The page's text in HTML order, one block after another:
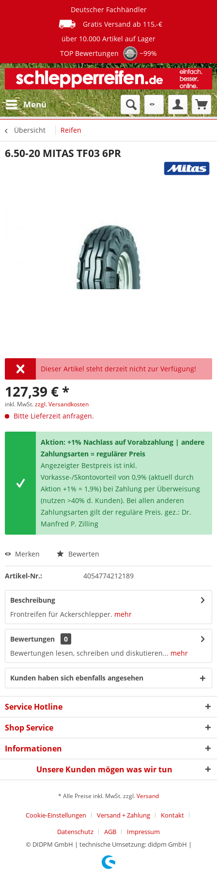
Deutscher Fachhändler
Gratis Versand ab 115,-€
über 10.000 Artikel auf Lager
TOP Bewertungen
~99%
Menü
Übersicht Reifen
6.50-20 MITAS TF03 6PR
Dieser Artikel steht derzeit nicht zur Verfügung!
127,39 € *
inkl. MwSt.zzgl. Versandkosten
Bitte Lieferzeit anfragen.
Aktion: +1% Nachlass auf Vorabzahlung | andere
Zahlungsarten = regulärer Preis
Angezeigter Bestpreis ist inkl.
Vorkasse-/Skontovorteil von 0,9% (aktuell durch
Aktion +1% = 1,9%) bei Zahlung per Überweisung
(nutzen >40% d. Kunden). Bei allen anderen
Zahlungsarten gilt der reguläre Preis. gez.: Dr.
Manfred P. Zilling
Merken Bewerten
Artikel-Nr.: 4054774212189
Beschreibung
Frontreifen für Ackerschlepper. mehr
Bewertungen
0
Bewertungen lesen, schreiben und diskutieren... mehr
Kunden haben sich ebenfalls angesehen
Service Hotline
Shop Service
Informationen
Unsere Kunden mögen was wir tun
* Alle Preise inkl. MwSt. zzgl.Versand
Cookie-Einstellungen Versand + Zahlung
Kontakt
Datenschutz
AGB
Impressum
© DIDPM GmbH | technische Umsetzung: didpm GmbH |